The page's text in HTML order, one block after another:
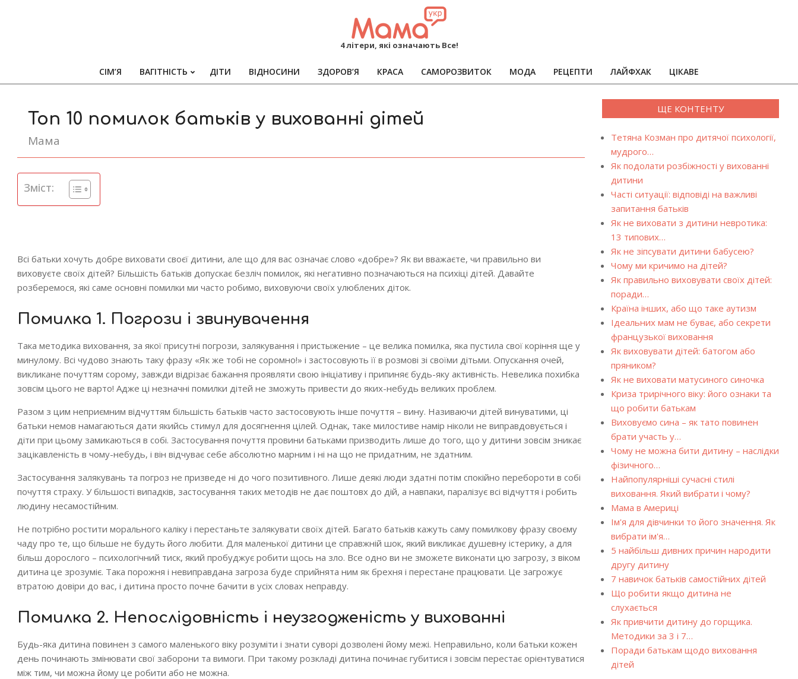
MAMA
4 літери, які означають Все!
Primary
СІМ’Я ВАГІТНІСТЬ ДІТИ ВІДНОСИНИ ЗДОРОВ’Я КРАСА САМОРОЗВИТОК МОДА РЕЦЕПТИ ЛАЙФХАК ЦІКАВЕ
Топ 10 помилок батьків у вихованні дітей
Мама
Зміст:
Всі батьки хочуть добре виховати своєї дитини, але що для вас означає слово «добре»? Як ви вважаєте, чи правильно ви
виховуєте своїх дітей? Більшість батьків допускає безліч помилок, які негативно позначаються на психіці дітей. Давайте
розберемося, які саме основні помилки ми часто робимо, виховуючи своїх улюблених діток.
Помилка 1. Погрози і звинувачення
Така методика виховання, за якої присутні погрози, залякування і пристыжение – це велика помилка, яка пустила свої коріння ще у
минулому. Всі чудово знають таку фразу «Як же тобі не соромно!» і застосовують її в розмові зі своїми дітьми. Опускання очей,
викликане почуттям сорому, завжди відрізає бажання проявляти свою ініціативу і припиняє будь-яку активність. Невелика похибка
зовсім цього не варто! Адже ці незначні помилки дітей не зможуть привести до яких-небудь великих проблем.
Разом з цим неприємним відчуттям більшість батьків часто застосовують інше почуття – вину. Називаючи дітей винуватими, ці
батьки немов намагаються дати якийсь стимул для досягнення цілей. Однак, таке милостиве намір ніколи не виправдовується і
діти при цьому замикаються в собі. Застосування почуття провини батьками призводить лише до того, що у дитини зовсім зникає
зацікавленість в чому-небудь, і він відчуває себе абсолютно марним і ні на що не придатним, не здатним.
Застосування залякувань та погроз не призведе ні до чого позитивного. Лише деякі люди здатні потім спокійно перебороти в собі
почуття страху. У більшості випадків, застосування таких методів не дає поштовх до дій, а навпаки, паралізує всі відчуття і робить
людину несамостійним.
Не потрібно ростити морального каліку і перестаньте залякувати своїх дітей. Багато батьків кажуть саму помилкову фразу своєму
чаду про те, що більше не будуть його любити. Для маленької дитини це справжній шок, який викликає душевну істерику, а для
більш дорослого – психологічний тиск, який пробуджує робити щось на зло. Все одно ви не зможете виконати цю загрозу, з віком
дитина це зрозуміє. Така порожня і невиправдана загроза буде сприйнята ним як брехня і перестане працювати. Це загрожує
втратою довіри до вас, і дитина просто почне бачити в усіх словах неправду.
Помилка 2. Непослідовність і неузгодженість у вихованні
Будь-яка дитина повинен з самого маленького віку розуміти і знати суворі дозволені йому межі. Неправильно, коли батьки кожен
день починають змінювати свої заборони та вимоги. При такому розкладі дитина починає губитися і зовсім перестає орієнтуватися
між тим, чи можна йому це робити або не можна.
ЩЕ КОНТЕНТУ
Тетяна Козман про дитячої психології,
мудрого…
Як подолати розбіжності у вихованні
дитини
Часті ситуації: відповіді на важливі
запитання батьків
Як не виховати з дитини невротика:
13 типових…
Як не зіпсувати дитини бабусею?
Чому ми кричимо на дітей?
Як правильно виховувати своїх дітей:
поради…
Країна інших, або що таке аутизм
Ідеальних мам не буває, або секрети
французької виховання
Як виховувати дітей: батогом або
пряником?
Як не виховати матусиного синочка
Криза трирічного віку: його ознаки та
що робити батькам
Виховуємо сина – як тато повинен
брати участь у…
Чому не можна бити дитину – наслідки
фізичного…
Найпопулярніші сучасні стилі
виховання. Який вибрати і чому?
Мама в Америці
Ім'я для дівчинки то його значення. Як
вибрати ім'я…
5 найбільш дивних причин народити
другу дитину
7 навичок батьків самостійних дітей
Що робити якщо дитина не
слухається
Як привчити дитину до горщика.
Методики за 3 і 7…
Поради батькам щодо виховання
дітей